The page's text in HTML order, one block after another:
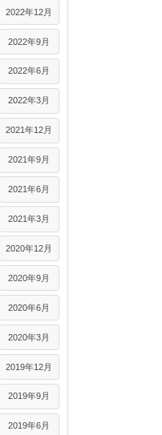
2022年12月
2022年9月
2022年6月
2022年3月
2021年12月
2021年9月
2021年6月
2021年3月
2020年12月
2020年9月
2020年6月
2020年3月
2019年12月
2019年9月
2019年6月